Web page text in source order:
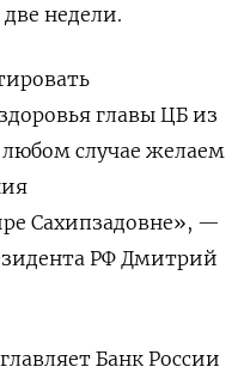
недели.
главы ЦБ из
случае желаем
Сахипзадовне», —
РФ Дмитрий
Банк России